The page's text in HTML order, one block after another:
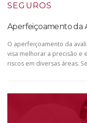
SEGUROS
Aperfeiçoamento da
O aperfeiçoamento da
visa melhorar a precisão e
riscos em diversas áreas.